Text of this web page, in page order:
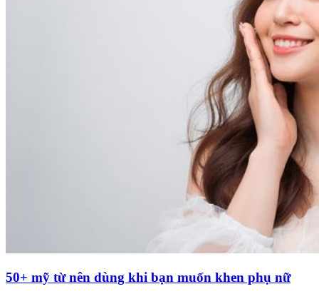
50+ mỹ từ nên dùng khi bạn muốn khen phụ nữ